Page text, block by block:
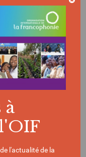
à
l'actualité de la